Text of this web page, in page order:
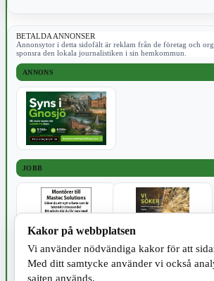
BETALDA ANNONSER
Annonsytor i detta sidofält är reklam från de företag och
sponsra den lokala journalistiken i sin hemkommun.
ANNONS
JOBB
SPORT
Kakor på webbplatsen
Vi använder nödvändiga kakor för att
Med ditt samtycke använder vi också
sajten används.